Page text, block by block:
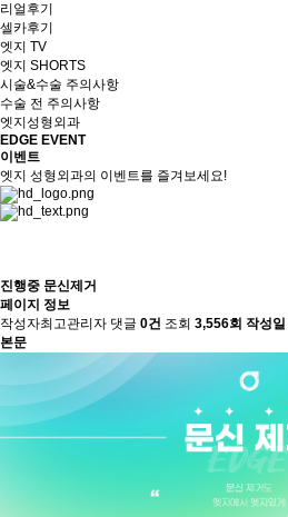
리얼후기
셀카후기
엣지 TV
엣지 SHORTS
시술&수술 주의사항
수술 전 주의사항
엣지성형외과
EDGE EVENT
이벤트
엣지 성형외과의 이벤트를 즐겨보세요!
진행중 문신제거
페이지 정보
작성자최고관리자 댓글 0건 조회 3,556회 작성일
본문